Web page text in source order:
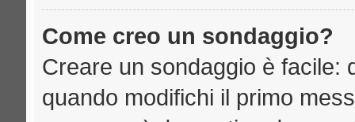
Come creo un sondaggio?
Creare un sondaggio è facile:
quando modifichi il primo